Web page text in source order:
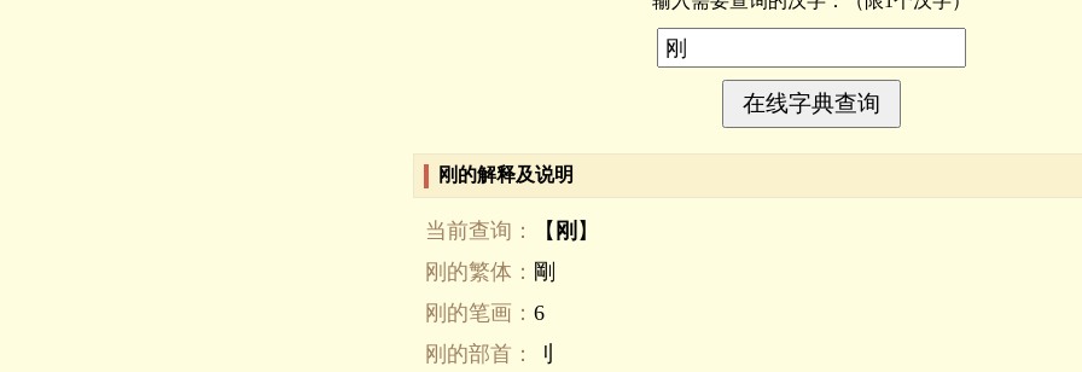
刚的解释及说明
当前查询： 【 刚 】
刚的繁体： 剛
刚的笔画： 6
刚的部首：
刂